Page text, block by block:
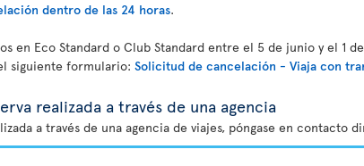
dentro de las 24 horas.
en Eco Standard o Club Standard entre el 5 de junio y el 1
siguiente formulario: Solicitud de cancelación - Viaja con
realizada a través de una agencia
a través de una agencia de viajes, póngase en contacto